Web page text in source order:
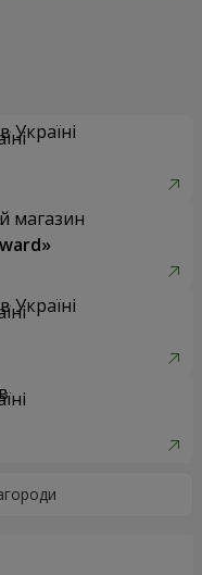
Україні
магазин
Україні